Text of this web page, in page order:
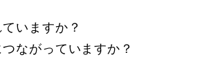
いますか？
ながっていますか？